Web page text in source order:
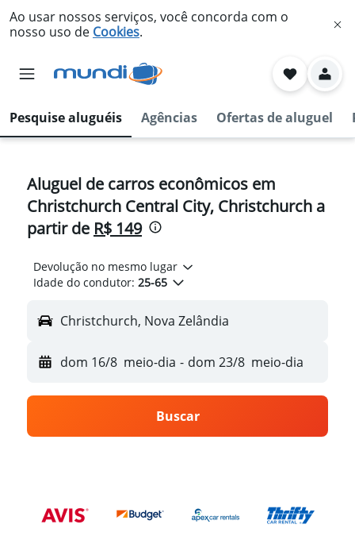
Ao usar nossos serviços, você concorda com o
nosso uso de Cookies.
Pesquise aluguéis Agências Ofertas de aluguel
Aluguel de carros econômicos em
Christchurch Central City, Christchurch a
partir de R$ 149
Devolução no mesmo lugar
Idade do condutor: 25-65
Christchurch, Nova Zelândia
dom 16/8 meio-dia - dom 23/8 meio-dia
Buscar